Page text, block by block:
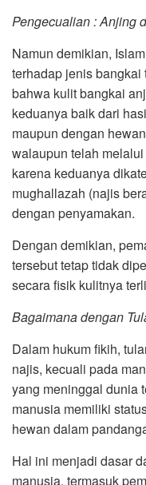
Pengecualian : Anjing
Namun demikian,
terhadap jenis
bahwa kulit bangkai
keduanya baik dari
maupun dengan
walaupun telah
karena keduanya
mughallazah (najis
dengan penyamakan.
Dengan demikian,
tersebut tetap tidak
secara fisik kulitnya
Bagaimana dengan
Dalam hukum fikih,
najis, kecuali pada
yang meninggal dunia
manusia memiliki
hewan dalam
Hal ini menjadi dasar
manusia, termasuk